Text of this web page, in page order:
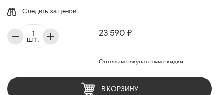
Следить за ценой
23 590 ₽
Оптовым покупателям скидки
шт.
В КОРЗИНУ